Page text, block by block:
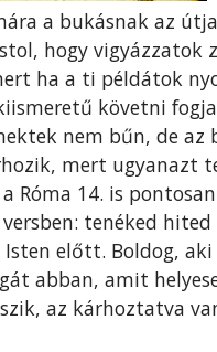
a bukásnak az
hogy vigyázzatok
ha a ti példátok
követni
nem bűn, de az
mert ugyanazt
a Róma 14. is
versben: tenéked
előtt. Boldog, aki
abban, amit
az kárhoztatva